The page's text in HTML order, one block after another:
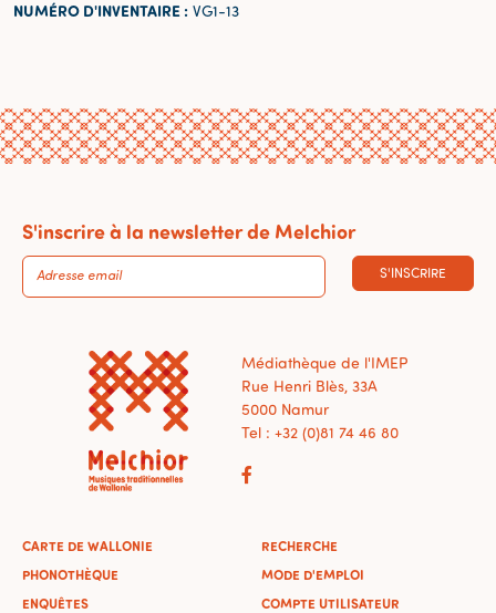
NUMÉRO D'INVENTAIRE : VG1-13
S'inscrire à la newsletter de Melchior
S'INSCRIRE
Médiathèque de l'IMEP
Rue Henri Blès, 33A
5000 Namur
Tel : +32 (0)81 74 46 80
CARTE DE WALLONIE
PHONOTHÈQUE
ENQUÊTES
RECHERCHE
MODE D'EMPLOI
COMPTE UTILISATEUR